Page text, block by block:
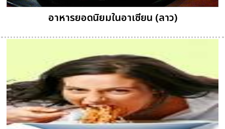
อาหารยอดนิยมในอาเซียน (ลาว)